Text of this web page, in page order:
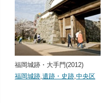
福岡城跡・大手門(2012)
福岡城跡 遺跡・史跡 中央区